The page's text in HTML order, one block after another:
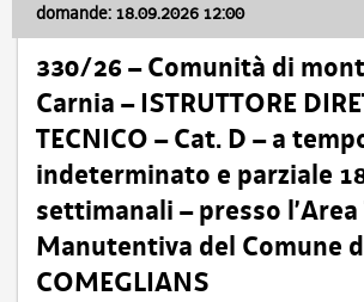
domande: 18.09.2026 12:00
330/26 – Comunità di
Carnia – ISTRUTTORE
TECNICO – Cat. D – a
indeterminato e parziale
settimanali – presso l’Area
Manutentiva del Comune
COMEGLIANS